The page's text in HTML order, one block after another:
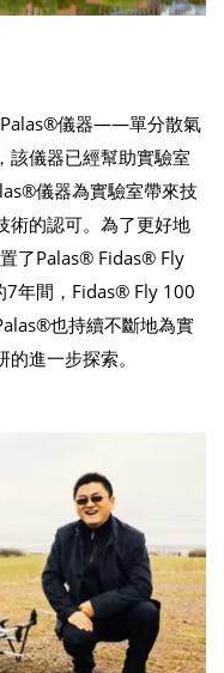
Palas®儀器——單分散氣
該儀器已經幫助實驗室
儀器為實驗室帶來技
術的認可。為了更好地
了Palas® Fidas® Fly
7年間，Fidas® Fly 100
也持續不斷地為實
進一步探索。